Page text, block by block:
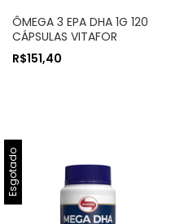
ÔMEGA 3 EPA DHA 1G 120
CÁPSULAS VITAFOR
R$151,40
Esgotado